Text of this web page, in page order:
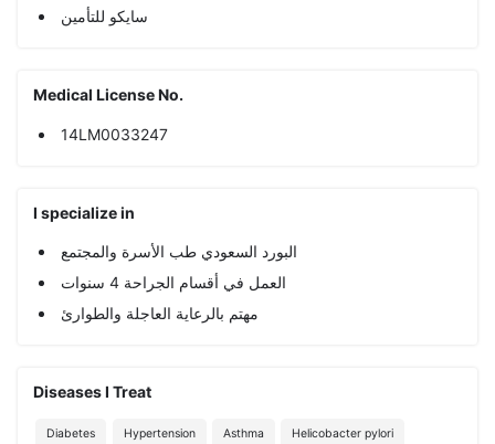
سايكو للتأمين
Medical License No.
14LM0033247
I specialize in
البورد السعودي طب الأسرة والمجتمع
العمل في أقسام الجراحة 4 سنوات
مهتم بالرعاية العاجلة والطوارئ
Diseases I Treat
Diabetes Hypertension Asthma Helicobacter pylori